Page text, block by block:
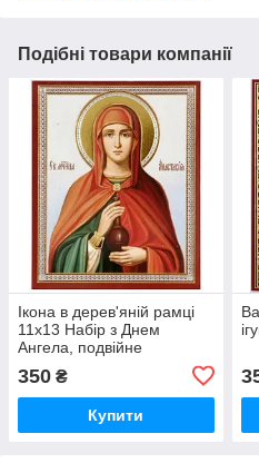
Подібні товари компанії
Ікона в дерев'яній рамці
11х13 Набір з Днем
Ангела, подвійне
Узорішительниця, св., вмц.
(2)
350 ₴
Купити